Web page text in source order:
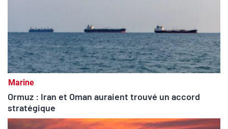
Marine
Ormuz : Iran et Oman auraient trouvé un accord
stratégique